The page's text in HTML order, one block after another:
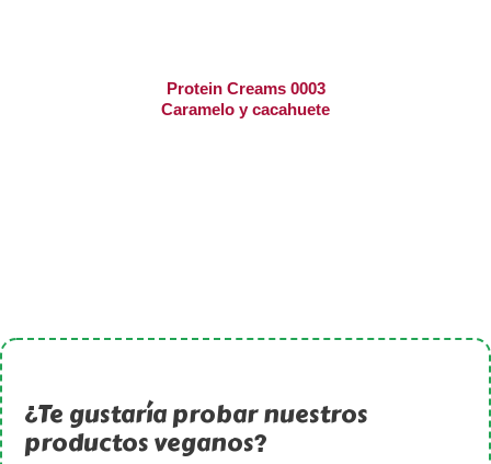
Protein Creams 0003
Caramelo y cacahuete
¿Te gustaría probar nuestros
productos veganos?